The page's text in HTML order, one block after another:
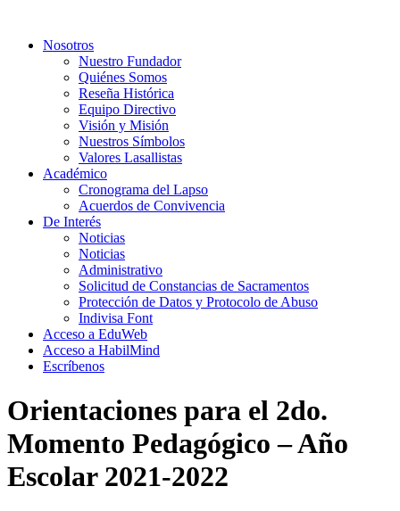
Nosotros
Nuestro Fundador
Quiénes Somos
Reseña Histórica
Equipo Directivo
Visión y Misión
Nuestros Símbolos
Valores Lasallistas
Académico
Cronograma del Lapso
Acuerdos de Convivencia
De Interés
Noticias
Noticias
Administrativo
Solicitud de Constancias de Sacramentos
Protección de Datos y Protocolo de Abuso
Indivisa Font
Acceso a EduWeb
Acceso a HabilMind
Escríbenos
Orientaciones para el 2do.
Momento Pedagógico – Año
Escolar 2021-2022